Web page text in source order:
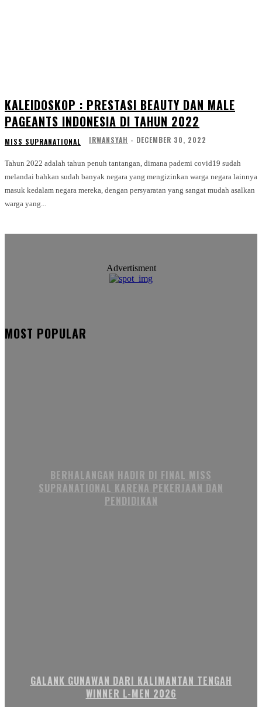
KALEIDOSKOP : PRESTASI BEAUTY DAN MALE
PAGEANTS INDONESIA DI TAHUN 2022
MISS SUPRANATIONAL IRWANSYAH - DECEMBER 30, 2022
Tahun 2022 adalah tahun penuh tantangan, dimana pademi covid19 sudah
melandai bahkan sudah banyak negara yang mengizinkan warga negara lainnya
masuk kedalam negara mereka, dengan persyaratan yang sangat mudah asalkan
warga yang...
Advertisment
MOST POPULAR
BERHALANGAN HADIR DI FINAL MISS
SUPRANATIONAL KARENA PEKERJAAN DAN
PENDIDIKAN
GALANK GUNAWAN DARI KALIMANTAN TENGAH
WINNER L-MEN 2026